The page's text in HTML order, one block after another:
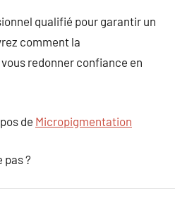
qualifié pour garantir un
comment la
redonner confiance en
de Micropigmentation
pas ?